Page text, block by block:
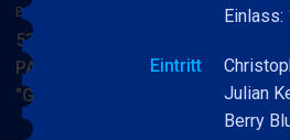
BERRY BLUE & BAND
53. JAZZ Matinee in den
PARKSIDE STUDIOS
"Gypsy Jazz"
Einlass:
Eintritt
Julian
Berry